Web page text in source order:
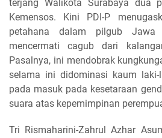
terjang Walikota Surabaya dua
Kemensos. Kini PDI-P
petahana dalam pilgub
mencermati cagub dari
Pasalnya, ini mendobrak
selama ini didominasi kaum laki-
pada masuk pada kesetaraan
suara atas kepemimpinan
Tri Rismaharini-Zahrul Azhar